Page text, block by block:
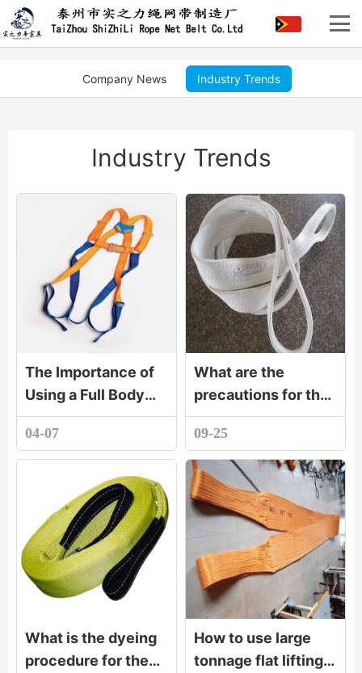
Company News Industry Trends
Industry Trends
The Importance of
Using a Full Body
Safety Harness
04-07
What are the
precautions for the
use of lifting belt
sling
09-25
What is the dyeing
procedure for the
How to use large
tonnage flat lifting